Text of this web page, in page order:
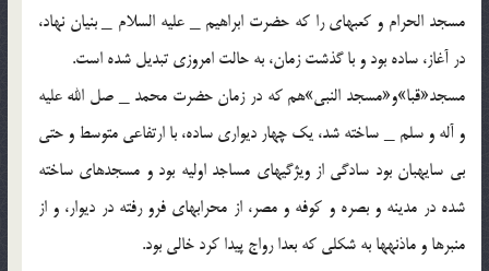
مسجد الحرام و کعبه‏ای را که حضرت ابراهیم _ علیه السلام _ بنیان نهاد،
در آغاز، ساده بود و با گذشت زمان، به حالت امروزی تبدیل شده است.
مسجد«قبا»و«مسجد النبی‏»هم که در زمان حضرت محمد _ صل الله علیه
و آله و سلم _ ساخته شد، یک چهار دیواری ساده، با ارتفاعی متوسط و حتی
بی سایه‏بان بود سادگی از ویژگیهای مساجد اولیه بود و مسجدهای ساخته
شده در مدینه و بصره و کوفه و مصر، از محراب‏های فرو رفته در دیوار، و از
منبرها و ماذنه‏ها به شکلی که بعدا رواج پیدا کرد خالی بود.